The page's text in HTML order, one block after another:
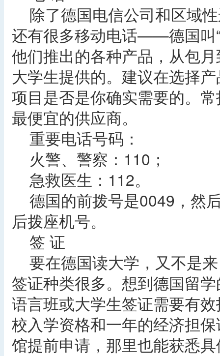
除了德国电信公司和区域
还有很多移动电话——德国
他们推出的各种产品，从包
大学生提供的。建议在选择
项目是否是你确实需要的。
最便宜的供应商。
重要电话号码：
火警、警察：110；
急救医生：112。
德国的前拨号是0049，然
后拨座机号。
签 证
要在德国读大学，又不是
签证种类很多。想到德国留
语言班或大学生签证需要有
校入学资格和一年的经济担
馆提前申请，那里也能获悉